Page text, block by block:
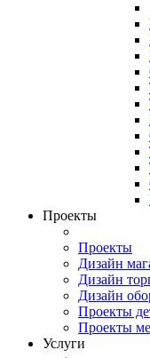
Проекты
Проекты
Дизайн
Дизайн
Дизайн
Проекты
Проекты
Услуги